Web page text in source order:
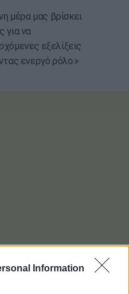
Information
μέρα μας βρίσκει
για να
εξελίξεις
ενεργό ρόλο.»